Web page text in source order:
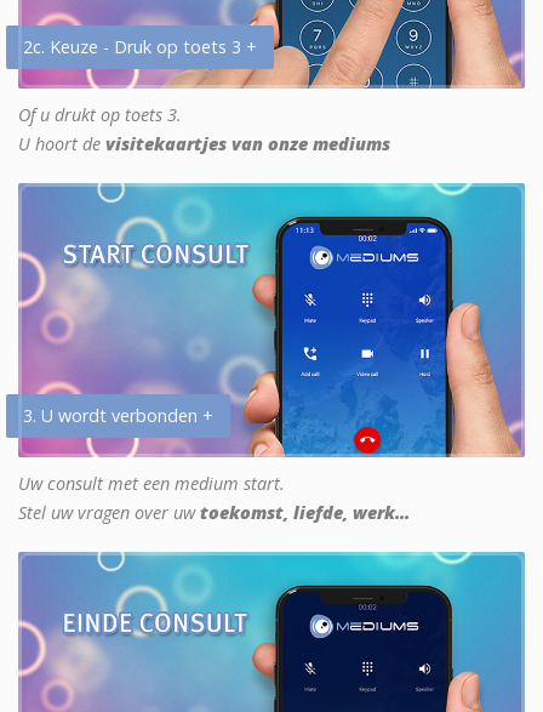
2c. Keuze - Druk op toets 3 +
Of u drukt op toets 3.
U hoort de visitekaartjes van onze mediums
3. U wordt verbonden +
Uw consult met een medium start.
Stel uw vragen over uwtoekomst, liefde, werk...